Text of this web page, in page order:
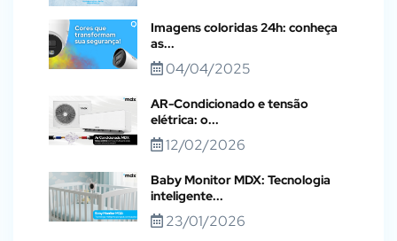
Imagens coloridas 24h: conheça
as...
04/04/2025
AR-Condicionado e tensão
elétrica: o...
12/02/2026
Baby Monitor MDX: Tecnologia
inteligente...
23/01/2026